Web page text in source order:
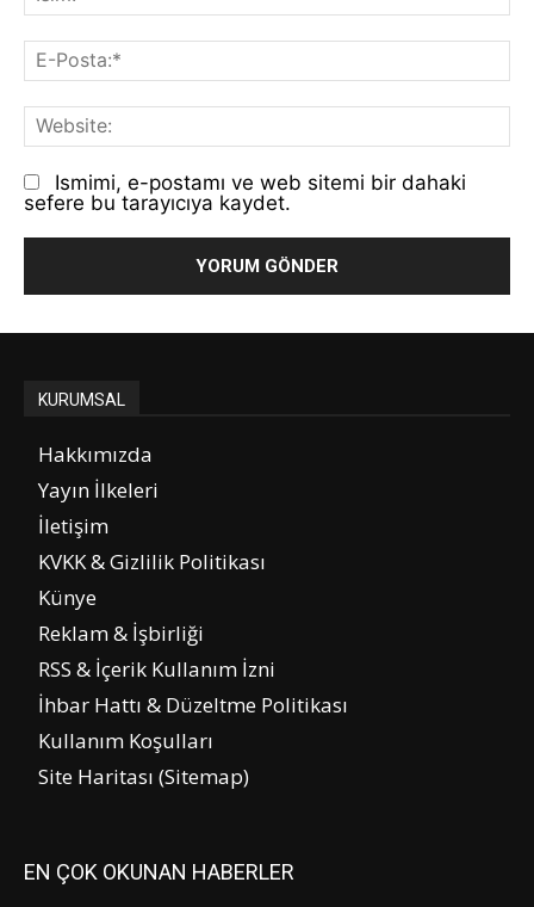
E-
Ismimi, e-postamı ve web sitemi bir dahaki
sefere bu tarayıcıya kaydet.
KURUMSAL
Hakkımızda
Yayın İlkeleri
İletişim
KVKK & Gizlilik Politikası
Künye
Reklam & İşbirliği
RSS & İçerik Kullanım İzni
İhbar Hattı & Düzeltme Politikası
Kullanım Koşulları
Site Haritası (Sitemap)
EN ÇOK OKUNAN HABERLER